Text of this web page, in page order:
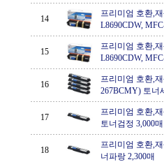
14
프리미엄 호환,
L8690CDW,
15
프리미엄 호환,
L8690CDW,
16
프리미엄 호환,
267BCMY) 토너
17
프리미엄 호환,
토너검정 3,000매
18
프리미엄 호환,
너파랑 2,300매